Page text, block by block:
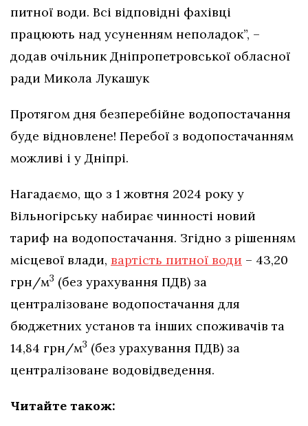
питної води. Всі відповідні фахівці
працюють над усуненням неполадок”, –
додав очільник Дніпропетровської обласної
ради Микола Лукашук
Протягом дня безперебійне водопостачання
буде відновлене! Перебої з водопостачанням
можливі і у Дніпрі.
Нагадаємо, що з 1 жовтня 2024 року у
Вільногірську набирає чинності новий
тариф на водопостачання. Згідно з рішенням
місцевої влади, вартість питної води – 43,20
грн/м3 (без урахування ПДВ) за
централізоване водопостачання для
бюджетних установ та інших споживачів та
14,84 грн/м3 (без урахування ПДВ) за
централізоване водовідведення.
Читайте також: